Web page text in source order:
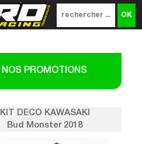
NOS PROMOTIONS
KIT DECO KAWASAKI
Bud Monster 2018